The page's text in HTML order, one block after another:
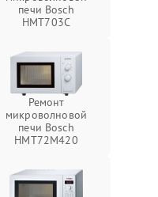
печи Bosch
HMT703C
Ремонт
микроволновой
печи Bosch
HMT72M420